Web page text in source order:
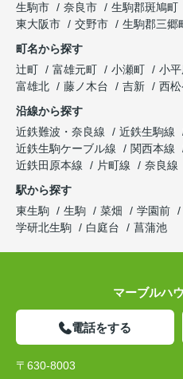
生駒市
奈良市 生駒郡斑鳩町
東大阪市
交野市 生駒郡三郷
町名から探す
辻町
富雄元町 小瀬町 小
富雄北
藤ノ木台 吉新
西
沿線から探す
近鉄難波・奈良線
近鉄生駒線
近鉄生駒ケーブル線
関西本線
近鉄田原本線
片町線
奈良線
駅から探す
東生駒
生駒 菜畑 学園前
学研北生駒
白庭台 菖蒲池
マーブルハ
電話をする
〒630-8003